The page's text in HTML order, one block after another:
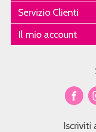
Servizio Clienti
Il mio account
Iscriviti